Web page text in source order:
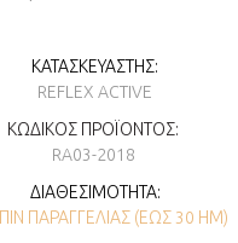
ΚΑΤΑΣΚΕΥΑΣΤΉΣ:
REFLEX ACTIVE
ΚΩΔΙΚΌΣ ΠΡΟΪΌΝΤΟΣ:
RA03-2018
ΔΙΑΘΕΣΙΜΌΤΗΤΑ:
ΠΑΡΑΓΓΕΛΊΑΣ (ΕΏΣ 30 ΗΜ)